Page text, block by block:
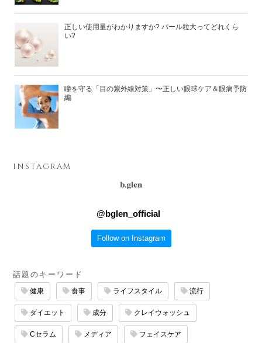
正しい使用量がわかりますか? パール粒大ってどれくら
い?
瞳を守る「目の紫外線対策」〜正しい眼球ケア＆眼病予防
編
INSTAGRAM
@bglen_official
Follow on Instagram
話題のキーワード
健康 食事 ライフスタイル 流行
ダイエット 成分 クレイウォッシュ
Cセラム メディア フェイスケア